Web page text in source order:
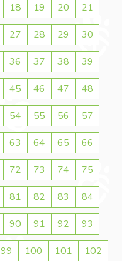
18 19 20 21
27 28 29 30
36 37 38 39
45 46 47 48
54 55 56 57
63 64 65 66
72 73 74 75
81 82 83 84
90 91 92 93
99 100 101 102